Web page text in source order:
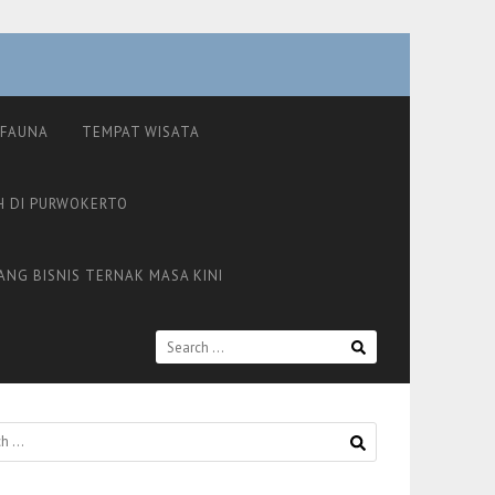
FAUNA TEMPAT WISATA
PURWOKERTO
BISNIS TERNAK MASA KINI
SEARCH
FOR: